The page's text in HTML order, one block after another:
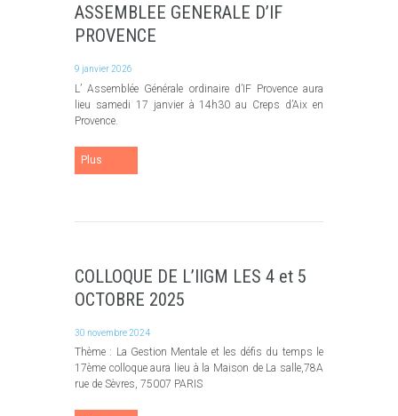
ASSEMBLEE GENERALE D’IF
PROVENCE
9 janvier 2026
L’ Assemblée Générale ordinaire d’IF Provence aura
lieu samedi 17 janvier à 14h30 au Creps d’Aix en
Provence.
Plus
COLLOQUE DE L’IIGM LES 4 et 5
OCTOBRE 2025
30 novembre 2024
Thème : La Gestion Mentale et les défis du temps le
17ème colloque aura lieu à la Maison de La salle,78A
rue de Sèvres, 75007 PARIS